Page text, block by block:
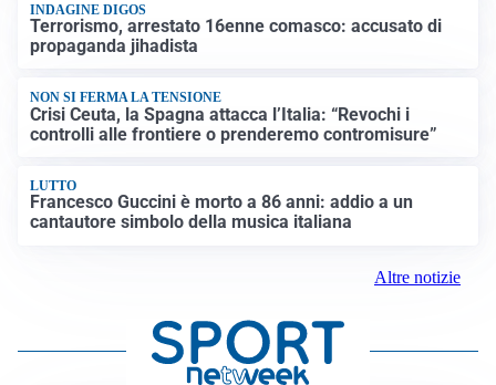
INDAGINE DIGOS
Terrorismo, arrestato 16enne comasco: accusato di
propaganda jihadista
NON SI FERMA LA TENSIONE
Crisi Ceuta, la Spagna attacca l’Italia: “Revochi i
controlli alle frontiere o prenderemo contromisure”
LUTTO
Francesco Guccini è morto a 86 anni: addio a un
cantautore simbolo della musica italiana
Altre notizie